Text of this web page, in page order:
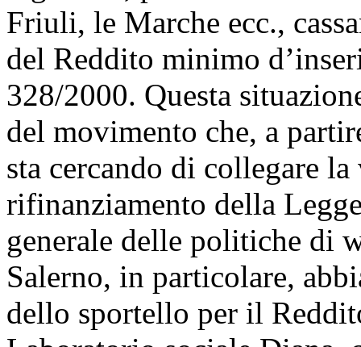
Friuli, le Marche ecc.,
del Reddito minimo
328/2000. Questa
del movimento che, a
sta cercando di collegare
rifinanziamento della
generale delle politiche di
Salerno, in particolare,
dello sportello per il